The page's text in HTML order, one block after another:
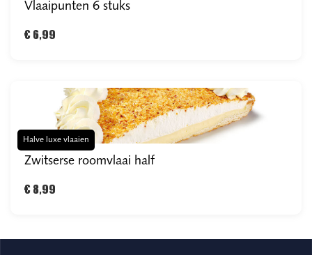
Vlaaipunten 6 stuks
€ 6,99
Halve luxe vlaaien
Zwitserse roomvlaai half
€ 8,99